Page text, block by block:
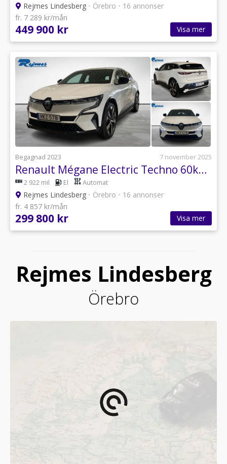
Rejmes Lindesberg • Örebro • 16 annonser
fr. 7 289 kr/mån
449 900 kr Visa mer
Begagnad 2023 7 november 2025
Renault Mégane Electric Techno 60kWh/220hk
2 922 mil El Automat
Rejmes Lindesberg • Örebro • 16 annonser
fr. 4 857 kr/mån
299 800 kr Visa mer
Rejmes Lindesberg
Örebro